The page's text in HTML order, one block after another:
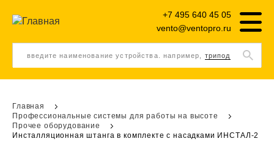
введите наименование устройства. например, трипод
vento@ventopro.ru
+7 495 640 45 05
Главная
Профессиональные системы для работы на высоте
Прочее оборудование
Инсталляционная штанга в комплекте с насадками ИНСТАЛ-2